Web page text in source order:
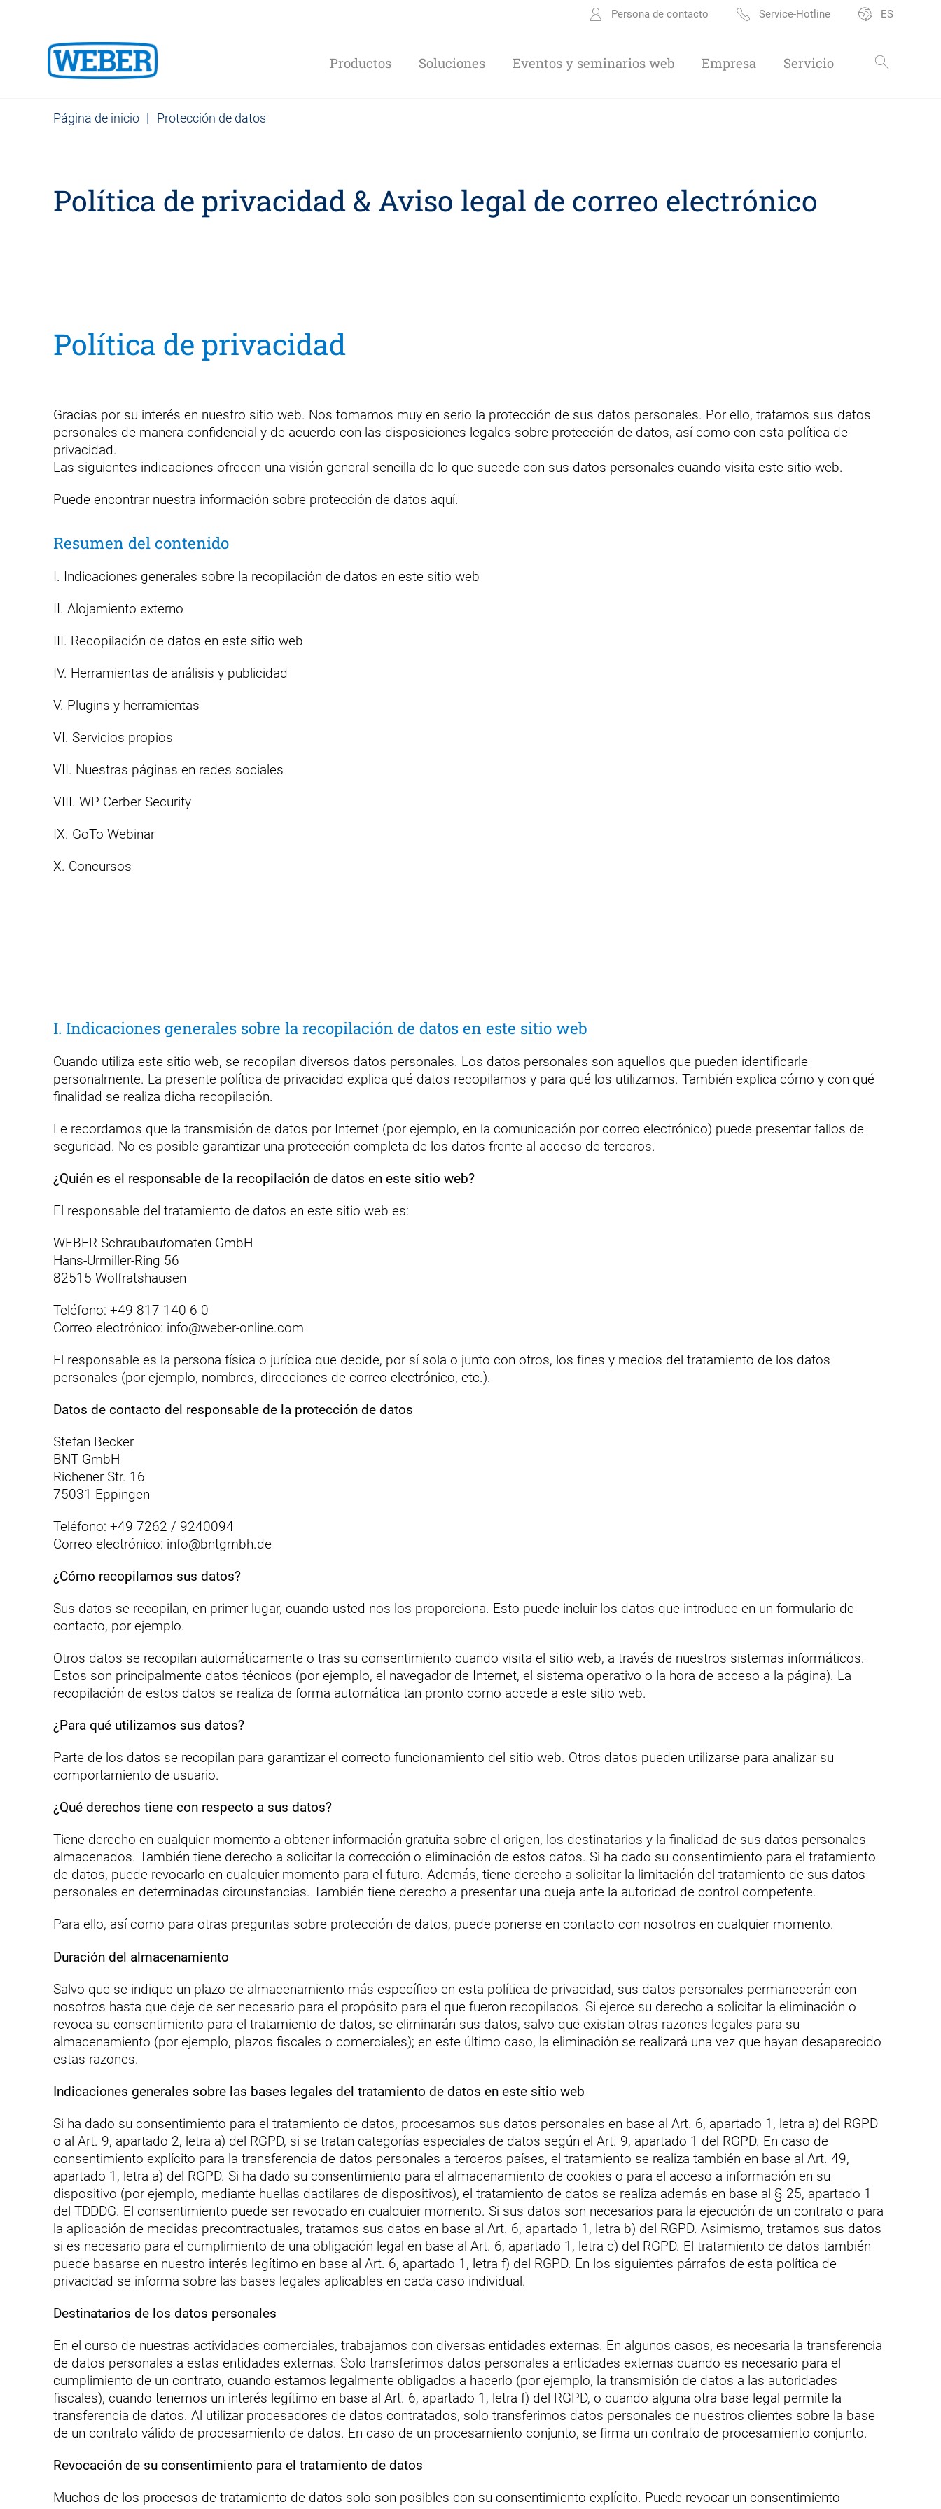
Persona de contacto Service-Hotline ES
Productos Soluciones Eventos y seminarios web Empresa Servicio
Página de inicio | Protección de datos
Política de privacidad & Aviso legal de correo electrónico
Política de privacidad
Gracias por su interés en nuestro sitio web. Nos tomamos muy en serio la protección de sus datos personales. Por ello, tratamos sus datos
personales de manera confidencial y de acuerdo con las disposiciones legales sobre protección de datos, así como con esta política de
privacidad.
Las siguientes indicaciones ofrecen una visión general sencilla de lo que sucede con sus datos personales cuando visita este sitio web.
Puede encontrar nuestra información sobre protección de datos aquí.
Resumen del contenido
I. Indicaciones generales sobre la recopilación de datos en este sitio web
II. Alojamiento externo
III. Recopilación de datos en este sitio web
IV. Herramientas de análisis y publicidad
V. Plugins y herramientas
VI. Servicios propios
VII. Nuestras páginas en redes sociales
VIII. WP Cerber Security
IX. GoTo Webinar
X. Concursos
I. Indicaciones generales sobre la recopilación de datos en este sitio web
Cuando utiliza este sitio web, se recopilan diversos datos personales. Los datos personales son aquellos que pueden identificarle
personalmente. La presente política de privacidad explica qué datos recopilamos y para qué los utilizamos. También explica cómo y con qué
finalidad se realiza dicha recopilación.
Le recordamos que la transmisión de datos por Internet (por ejemplo, en la comunicación por correo electrónico) puede presentar fallos de
seguridad. No es posible garantizar una protección completa de los datos frente al acceso de terceros.
¿Quién es el responsable de la recopilación de datos en este sitio web?
El responsable del tratamiento de datos en este sitio web es:
WEBER Schraubautomaten GmbH
Hans-Urmiller-Ring 56
82515 Wolfratshausen
Teléfono: +49 817 140 6-0
Correo electrónico: info@weber-online.com
El responsable es la persona física o jurídica que decide, por sí sola o junto con otros, los fines y medios del tratamiento de los datos
personales (por ejemplo, nombres, direcciones de correo electrónico, etc.).
Datos de contacto del responsable de la protección de datos
Stefan Becker
BNT GmbH
Richener Str. 16
75031 Eppingen
Teléfono: +49 7262 / 9240094
Correo electrónico: info@bntgmbh.de
¿Cómo recopilamos sus datos?
Sus datos se recopilan, en primer lugar, cuando usted nos los proporciona. Esto puede incluir los datos que introduce en un formulario de
contacto, por ejemplo.
Otros datos se recopilan automáticamente o tras su consentimiento cuando visita el sitio web, a través de nuestros sistemas informáticos.
Estos son principalmente datos técnicos (por ejemplo, el navegador de Internet, el sistema operativo o la hora de acceso a la página). La
recopilación de estos datos se realiza de forma automática tan pronto como accede a este sitio web.
¿Para qué utilizamos sus datos?
Parte de los datos se recopilan para garantizar el correcto funcionamiento del sitio web. Otros datos pueden utilizarse para analizar su
comportamiento de usuario.
¿Qué derechos tiene con respecto a sus datos?
Tiene derecho en cualquier momento a obtener información gratuita sobre el origen, los destinatarios y la finalidad de sus datos personales
almacenados. También tiene derecho a solicitar la corrección o eliminación de estos datos. Si ha dado su consentimiento para el tratamiento
de datos, puede revocarlo en cualquier momento para el futuro. Además, tiene derecho a solicitar la limitación del tratamiento de sus datos
personales en determinadas circunstancias. También tiene derecho a presentar una queja ante la autoridad de control competente.
Para ello, así como para otras preguntas sobre protección de datos, puede ponerse en contacto con nosotros en cualquier momento.
Duración del almacenamiento
Salvo que se indique un plazo de almacenamiento más específico en esta política de privacidad, sus datos personales permanecerán con
nosotros hasta que deje de ser necesario para el propósito para el que fueron recopilados. Si ejerce su derecho a solicitar la eliminación o
revoca su consentimiento para el tratamiento de datos, se eliminarán sus datos, salvo que existan otras razones legales para su
almacenamiento (por ejemplo, plazos fiscales o comerciales); en este último caso, la eliminación se realizará una vez que hayan desaparecido
estas razones.
Indicaciones generales sobre las bases legales del tratamiento de datos en este sitio web
Si ha dado su consentimiento para el tratamiento de datos, procesamos sus datos personales en base al Art. 6, apartado 1, letra a) del RGPD
o al Art. 9, apartado 2, letra a) del RGPD, si se tratan categorías especiales de datos según el Art. 9, apartado 1 del RGPD. En caso de
consentimiento explícito para la transferencia de datos personales a terceros países, el tratamiento se realiza también en base al Art. 49,
apartado 1, letra a) del RGPD. Si ha dado su consentimiento para el almacenamiento de cookies o para el acceso a información en su
dispositivo (por ejemplo, mediante huellas dactilares de dispositivos), el tratamiento de datos se realiza además en base al § 25, apartado 1
del TDDDG. El consentimiento puede ser revocado en cualquier momento. Si sus datos son necesarios para la ejecución de un contrato o para
la aplicación de medidas precontractuales, tratamos sus datos en base al Art. 6, apartado 1, letra b) del RGPD. Asimismo, tratamos sus datos
si es necesario para el cumplimiento de una obligación legal en base al Art. 6, apartado 1, letra c) del RGPD. El tratamiento de datos también
puede basarse en nuestro interés legítimo en base al Art. 6, apartado 1, letra f) del RGPD. En los siguientes párrafos de esta política de
privacidad se informa sobre las bases legales aplicables en cada caso individual.
Destinatarios de los datos personales
En el curso de nuestras actividades comerciales, trabajamos con diversas entidades externas. En algunos casos, es necesaria la transferencia
de datos personales a estas entidades externas. Solo transferimos datos personales a entidades externas cuando es necesario para el
cumplimiento de un contrato, cuando estamos legalmente obligados a hacerlo (por ejemplo, la transmisión de datos a las autoridades
fiscales), cuando tenemos un interés legítimo en base al Art. 6, apartado 1, letra f) del RGPD, o cuando alguna otra base legal permite la
transferencia de datos. Al utilizar procesadores de datos contratados, solo transferimos datos personales de nuestros clientes sobre la base
de un contrato válido de procesamiento de datos. En caso de un procesamiento conjunto, se firma un contrato de procesamiento conjunto.
Revocación de su consentimiento para el tratamiento de datos
Muchos de los procesos de tratamiento de datos solo son posibles con su consentimiento explícito. Puede revocar un consentimiento